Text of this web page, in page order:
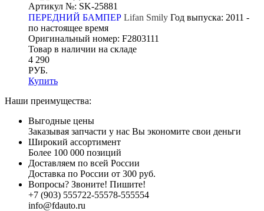
Артикул №: SK-25881
ПЕРЕДНИЙ БАМПЕР Lifan Smily Год выпуска: 2011 -
по настоящее время
Оригинальный номер: F2803111
Товар в наличии на складе
4 290
РУБ.
Купить
Наши преимущества:
Выгодные цены
Заказывая запчасти у нас Вы экономите свои деньги
Широкий ассортимент
Более 100 000 позиций
Доставляем по всей России
Доставка по России от 300 руб.
Вопросы? Звоните! Пишите!
+7 (903) 555722-55578-555554
info@fdauto.ru